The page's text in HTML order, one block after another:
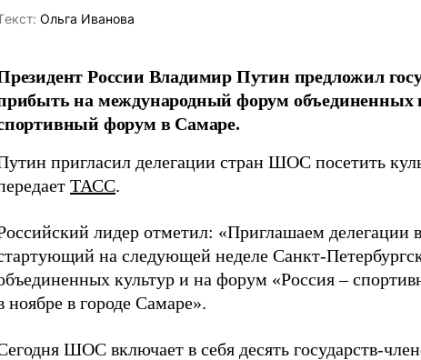
Ольга Иванова
России Владимир Путин предложил
на международный форум объединенных
форум в Самаре.
пригласил делегации стран ШОС посетить
ТАСС.
лидер отметил: «Приглашаем делегации
на следующей неделе Санкт-
культур и на форум «Россия –
ноябре в городе Самаре».
ШОС включает в себя десять государств-